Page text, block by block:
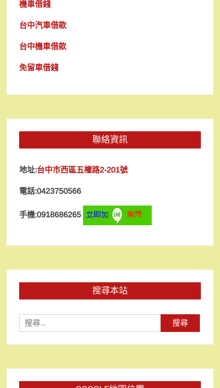
機車借錢
台中汽車借款
台中機車借款
免留車借錢
聯絡資訊
地址:台中市西區五權路2-201號
電話:0423750566
手機:0918686265
搜尋本站
尋
關